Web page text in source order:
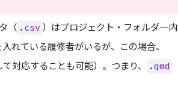
（ .csv ）はプロジェクト・フォルダ―内
入れている履修者がいるが、この場合、
対応することも可能）。つまり、
.qmd